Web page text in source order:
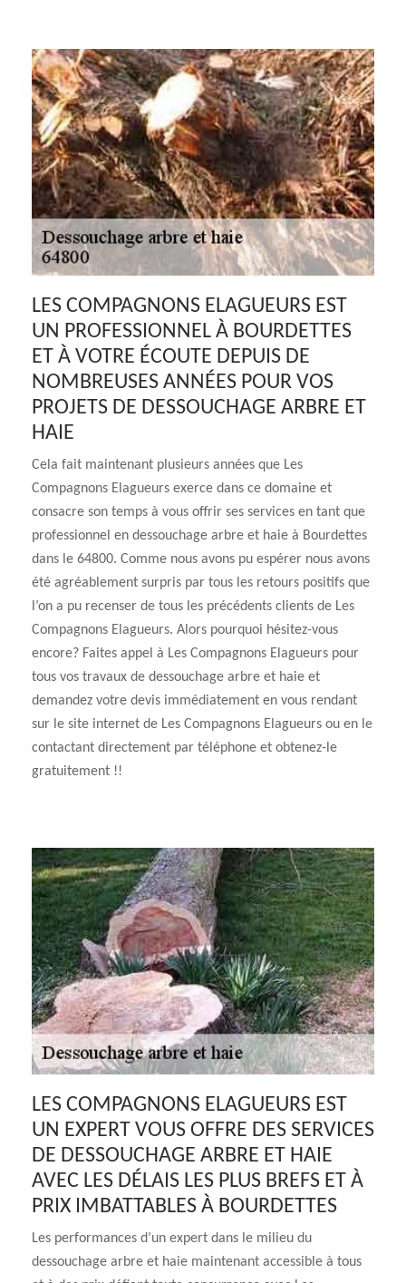
LES COMPAGNONS ELAGUEURS EST
UN PROFESSIONNEL À BOURDETTES
ET À VOTRE ÉCOUTE DEPUIS DE
NOMBREUSES ANNÉES POUR VOS
PROJETS DE DESSOUCHAGE ARBRE ET
HAIE
Cela fait maintenant plusieurs années que Les
Compagnons Elagueurs exerce dans ce domaine et
consacre son temps à vous offrir ses services en tant que
professionnel en dessouchage arbre et haie à Bourdettes
dans le 64800. Comme nous avons pu espérer nous avons
été agréablement surpris par tous les retours positifs que
l’on a pu recenser de tous les précédents clients de Les
Compagnons Elagueurs. Alors pourquoi hésitez-vous
encore? Faites appel à Les Compagnons Elagueurs pour
tous vos travaux de dessouchage arbre et haie et
demandez votre devis immédiatement en vous rendant
sur le site internet de Les Compagnons Elagueurs ou en le
contactant directement par téléphone et obtenez-le
gratuitement !!
LES COMPAGNONS ELAGUEURS EST
UN EXPERT VOUS OFFRE DES SERVICES
DE DESSOUCHAGE ARBRE ET HAIE
AVEC LES DÉLAIS LES PLUS BREFS ET À
PRIX IMBATTABLES À BOURDETTES
Les performances d’un expert dans le milieu du
dessouchage arbre et haie maintenant accessible à tous